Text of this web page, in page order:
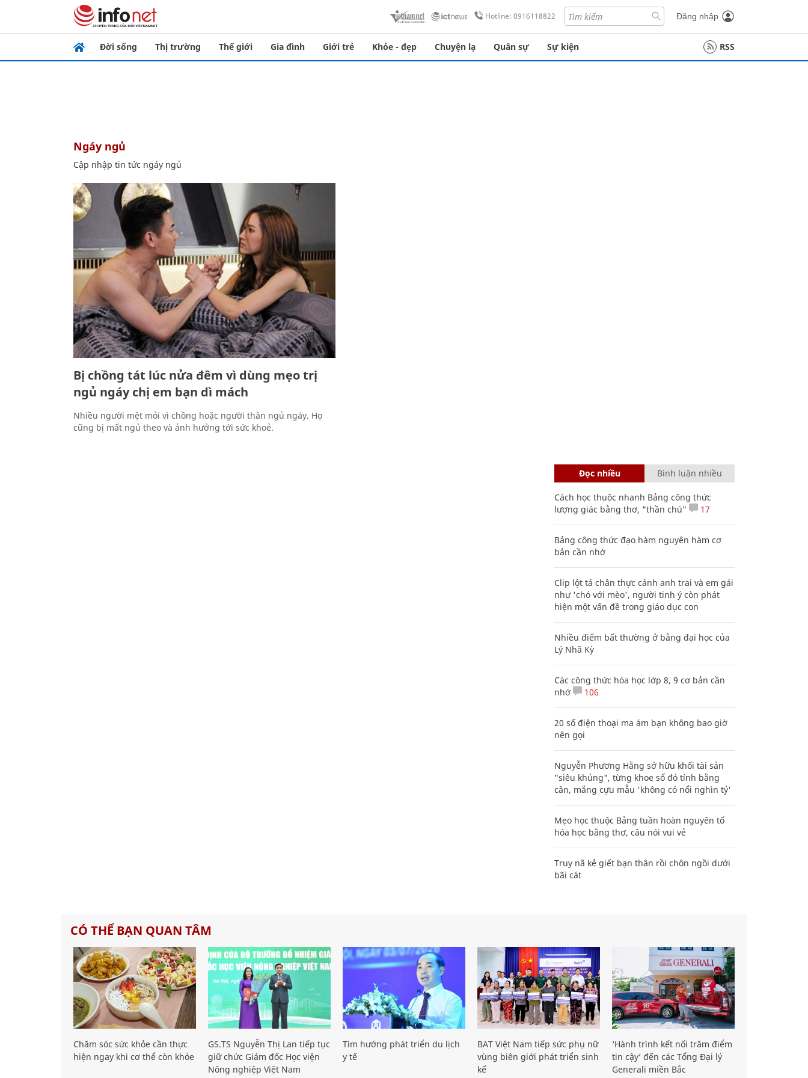
Hotline: 0916118822 Đăng nhập
Đời sống Thị trường Thế giới Gia đình Giới trẻ Khỏe - đẹp Chuyện lạ Quân sự Sự kiện RSS
ngáy ngủ
Cập nhập tin tức ngáy ngủ
Bị chồng tát lúc nửa đêm vì dùng mẹo trị
ngủ ngáy chị em bạn dì mách
Nhiều người mệt mỏi vì chồng hoặc người thân ngủ ngáy. Họ
cũng bị mất ngủ theo và ảnh hưởng tới sức khoẻ.
Đọc nhiều Bình luận nhiều
Cách học thuộc nhanh Bảng công thức
lượng giác bằng thơ, "thần chú"
17
Bảng công thức đạo hàm nguyên hàm cơ
bản cần nhớ
Clip lột tả chân thực cảnh anh trai và em gái
như 'chó với mèo', người tinh ý còn phát
hiện một vấn đề trong giáo dục con
Nhiều điểm bất thường ở bằng đại học của
Lý Nhã Kỳ
Các công thức hóa học lớp 8, 9 cơ bản cần
nhớ
106
20 số điện thoại ma ám bạn không bao giờ
nên gọi
Nguyễn Phương Hằng sở hữu khối tài sản
"siêu khủng", từng khoe sổ đỏ tính bằng
cân, mắng cựu mẫu 'không có nổi nghìn tỷ'
Mẹo học thuộc Bảng tuần hoàn nguyên tố
hóa học bằng thơ, câu nói vui vẻ
Truy nã kẻ giết bạn thân rồi chôn ngồi dưới
bãi cát
CÓ THỂ BẠN QUAN TÂM
Chăm sóc sức khỏe cần thực
hiện ngay khi cơ thể còn khỏe
GS.TS Nguyễn Thị Lan tiếp tục
giữ chức Giám đốc Học viện
Nông nghiệp Việt Nam
Tìm hướng phát triển du lịch
y tế
BAT Việt Nam tiếp sức phụ nữ
vùng biên giới phát triển sinh
kế
‘Hành trình kết nối trăm điểm
tin cậy’ đến các Tổng Đại lý
Generali miền Bắc